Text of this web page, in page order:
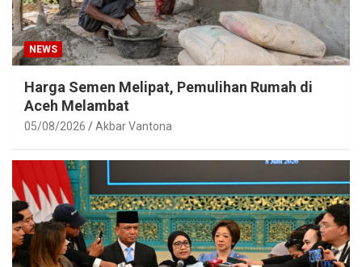
NEWS
Harga Semen Melipat, Pemulihan Rumah di
Aceh Melambat
05/08/2026 Akbar Vantona